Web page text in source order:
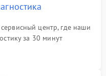
центр, где наши
за 30 минут